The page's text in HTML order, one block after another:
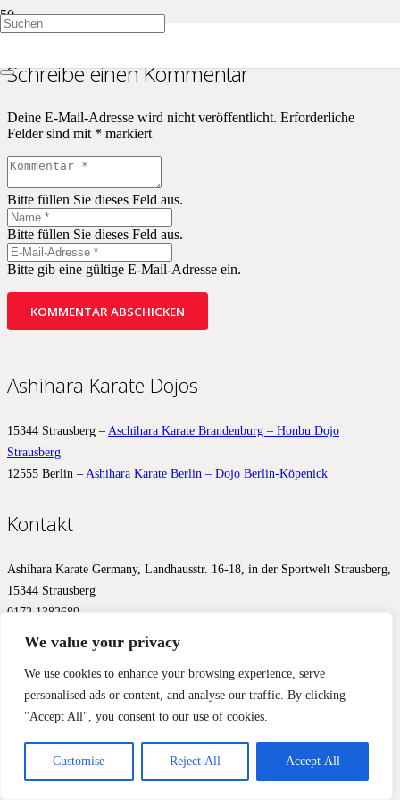
We value your privacy
We use cookies to enhance your browsing experience, serve
personalised ads or content, and analyse our traffic. By clicking
"Accept All", you consent to our use of cookies.
Customise Reject All Accept All
Schreibe einen Kommentar
Deine E-Mail-Adresse wird nicht veröffentlicht. Erforderliche
Felder sind mit * markiert
Bitte füllen Sie dieses Feld aus.
Bitte füllen Sie dieses Feld aus.
Bitte gib eine gültige E-Mail-Adresse ein.
KOMMENTAR ABSCHICKEN
Ashihara Karate Dojos
15344 Strausberg – Aschihara Karate Brandenburg – Honbu Dojo
Strausberg
12555 Berlin – Ashihara Karate Berlin – Dojo Berlin-Köpenick
Kontakt
Ashihara Karate Germany, Landhausstr. 16-18, in der Sportwelt Strausberg,
15344 Strausberg
0172 1382689
© 2017 – 2026 Ashihara.de – Impressum & Datenschutz
Diese Website benutzt Cookies, Google Analytics und Facebook
Pixels, um Ihnen ein optimales Ergebnis zu liefern. Wir aktivieren
diese Werkzeuge erst mit Ihrer Zustimmung. Einverstanden
Nein, nicht einverstanden
Mehr Informationen